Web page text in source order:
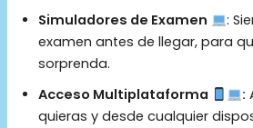
Simuladores de Examen
:
examen antes de llegar, para
sorprenda.
Acceso Multiplataforma
:
quieras y desde cualquier